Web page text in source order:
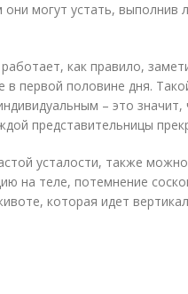
могут устать, выполнив
как правило,
первой половине дня.
– это значит,
представительницы
усталости, также
на теле, потемнение
которая идет